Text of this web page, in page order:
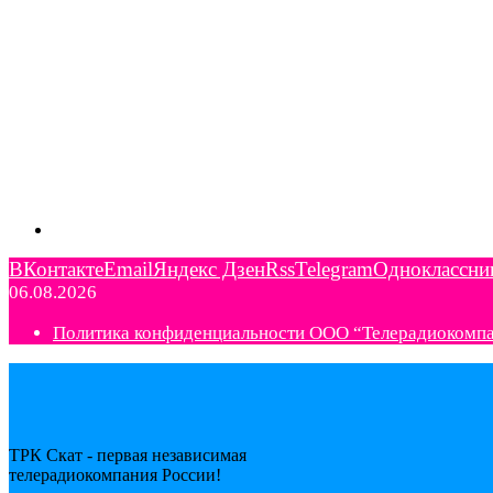
ВКонтактеEmailЯндекс ДзенRssTelegram
06.08.2026
Политика конфиденциальности ООО
ТРК Скат - первая независимая
телерадиокомпания Роcсии!